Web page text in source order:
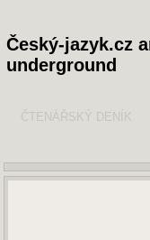
Český-jazyk.cz
underground
ČTENÁŘSKÝ DENÍK